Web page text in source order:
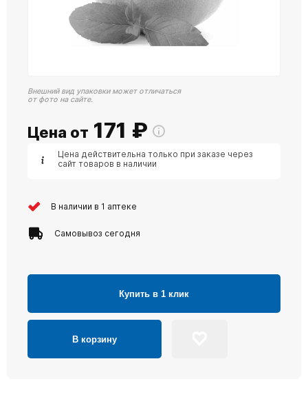
Внешний вид упаковки может отличаться
от фото на сайте.
Цена от 171 ₽
Цена действительна только при заказе через
сайт товаров в наличии
В наличии в 1 аптеке
Самовывоз сегодня
Купить в 1 клик
В корзину